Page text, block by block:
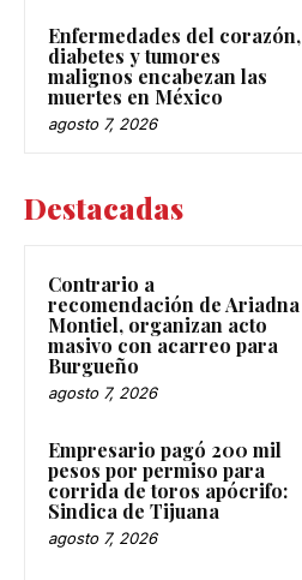
Enfermedades del corazón,
diabetes y tumores
malignos encabezan las
muertes en México
agosto 7, 2026
Destacadas
Contrario a
recomendación de Ariadna
Montiel, organizan acto
masivo con acarreo para
Burgueño
agosto 7, 2026
Empresario pagó 200 mil
pesos por permiso para
corrida de toros apócrifo:
Sindica de Tijuana
agosto 7, 2026